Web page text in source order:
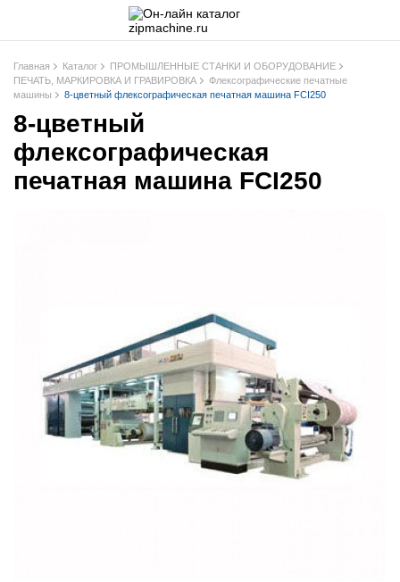
Главная Каталог
ПРОМЫШЛЕННЫЕ СТАНКИ И ОБОРУДОВАНИЕ
ПЕЧАТЬ, МАРКИРОВКА И ГРАВИРОВКА
Флексографические печатные
машины
8-цветный флексографическая печатная машина FCI250
8-цветный
флексографическая
печатная машина FCI250